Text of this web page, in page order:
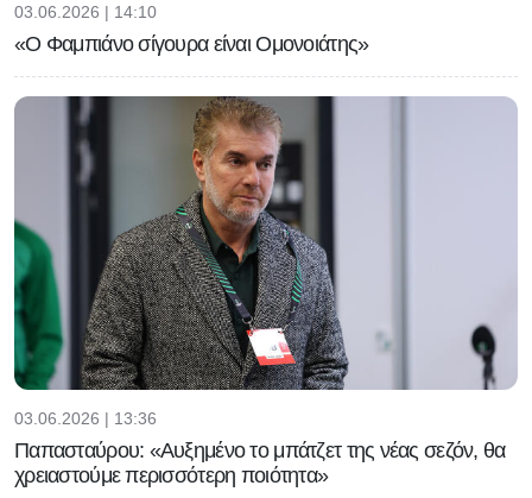
03.06.2026 | 14:10
«Ο Φαμπιάνο σίγουρα είναι Ομονοιάτης»
03.06.2026 | 13:36
Παπασταύρου: «Αυξημένο το μπάτζετ της νέας σεζόν, θα
χρειαστούμε περισσότερη ποιότητα»